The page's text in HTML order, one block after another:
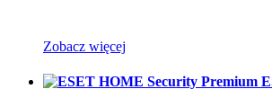
Zobacz więcej